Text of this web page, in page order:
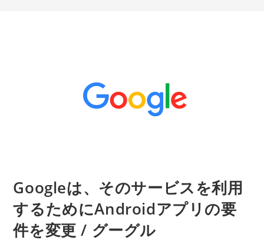
Googleは、そのサービスを利用
するためにAndroidアプリの要
件を変更 / グーグル